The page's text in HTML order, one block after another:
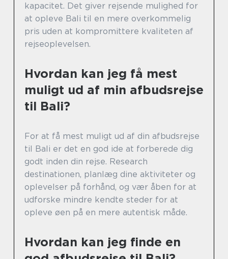
kapacitet. Det giver rejsende mulighed for
at opleve Bali til en mere overkommelig
pris uden at kompromittere kvaliteten af
rejseoplevelsen.
Hvordan kan jeg få mest
muligt ud af min afbudsrejse
til Bali?
For at få mest muligt ud af din afbudsrejse
til Bali er det en god ide at forberede dig
godt inden din rejse. Research
destinationen, planlæg dine aktiviteter og
oplevelser på forhånd, og vær åben for at
udforske mindre kendte steder for at
opleve øen på en mere autentisk måde.
Hvordan kan jeg finde en